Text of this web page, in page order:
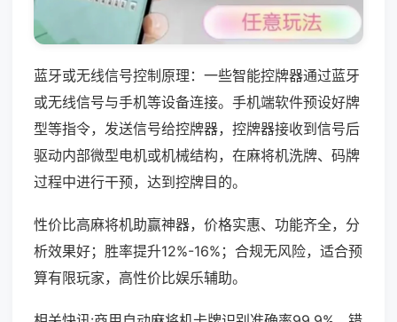
蓝牙或无线信号控制原理：一些智能控牌器通过蓝牙
或无线信号与手机等设备连接。手机端软件预设好牌
型等指令，发送信号给控牌器，控牌器接收到信号后
驱动内部微型电机或机械结构，在麻将机洗牌、码牌
过程中进行干预，达到控牌目的。
性价比高麻将机助赢神器，价格实惠、功能齐全，分
析效果好；胜率提升12%-16%；合规无风险，适合预
算有限玩家，高性价比娱乐辅助。